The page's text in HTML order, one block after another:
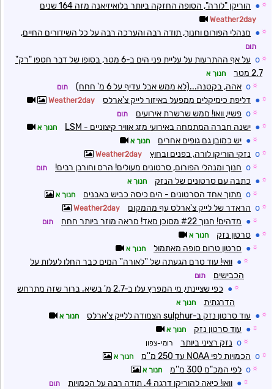
☼
● הוריקן "לורה", הסופה החזקה ביותר בלואיזיאנה מזה 164 שנים
Weather2day
☼
● מנהלי הפורום וחנוך, תודה רבה והערכה רבה על כל השידורים החיים,
תום
☼
o
על אף ההתרעות על עליית פני הים ב-6 מטר, בסופו של דבר חטפו "רק"
2.7 מטר
חנוך א
☼
o אהה, בקטנה...(לא ממש אבל עדיף על 6 מ' חחח) תום
☼
● דליפת כימיקלים ממפעל באיזור לייק צ'ארלס Weather2day
☼
o פשיי, וואו! ממש שרשרת אירועים תום
☼
● ישנה חברה המתמחה באירועי מזג אוויר קיצוניים - LSM חנוך א
☼
● יש כמובן גם גופים אחרים חנוך א
☼
o נזקי הוריקן לורה, בפנים ובחוץ Weather2day
☼
o חנוך ומנהלי הפורום, סרטונים מעולים! הרס וחורבן רבים! תום
☼
● כתבה עם סרטונים של הנזק חנוך א
☼
o מתוך אחד הסרטונים - הים כיסה כביש באבנים חנוך א
☼
o הראדר של לייק צ'ארלס עף מהמקום Weather2day
☼
● מדהים! חנוך #22 מסוכן מאד! מראה מוזר ביותר חחח תום
☼
● סרטון נזק חנוך א
☼
● סרטון טרום סופה מאתמול חנוך א
☼
● וואי! עוד טרם הגעתה של ''לאורה'' המים כבר החלו לעלות על
הכבישים
תום
☼
●
כפי שציינתי, מי המפרץ עלו ב-2.7 מ' בשיא. ברור שזה מתרחש
הדרגתית
חנוך א
☼
● עוד סרטון נזק ב-sulphur הצמודה ללייק צ'ארלס חנוך א
☼
● עוד סרטון נזק חנוך א
☼
o נזק רציני ביותר רומי-צפון
☼
o הכמויות לפי NOAA עד 250 מ''מ חנוך א
☼
o לפי המכ"מ 300 מ''מ חנוך א
☼
● וואו! כיאה להוריקן דרגה 4. תודה רבה על הכמויות תום